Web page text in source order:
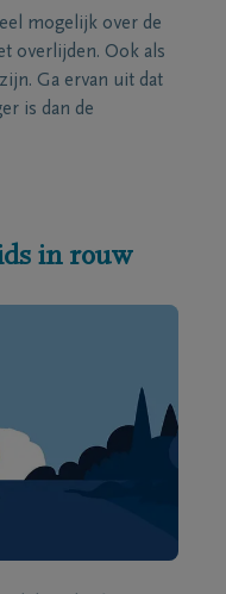
mogelijk over de
overlijden. Ook als
Ga ervan uit dat
is dan de
in rouw